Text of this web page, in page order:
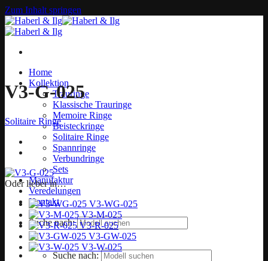
Zum Inhalt springen
Home
Kollektion
Trauringe
Klassische Trauringe
Memoire Ringe
Beisteckringe
Solitaire Ringe
Spannringe
Verbundringe
Sets
Manufaktur
Veredelungen
Kontakt
Suche nach:
Suche nach:
V3-G-025
Solitaire Ringe
Oder lieber in…
V3-WG-025
V3-M-025
V3-R-025
V3-GW-025
V3-W-025